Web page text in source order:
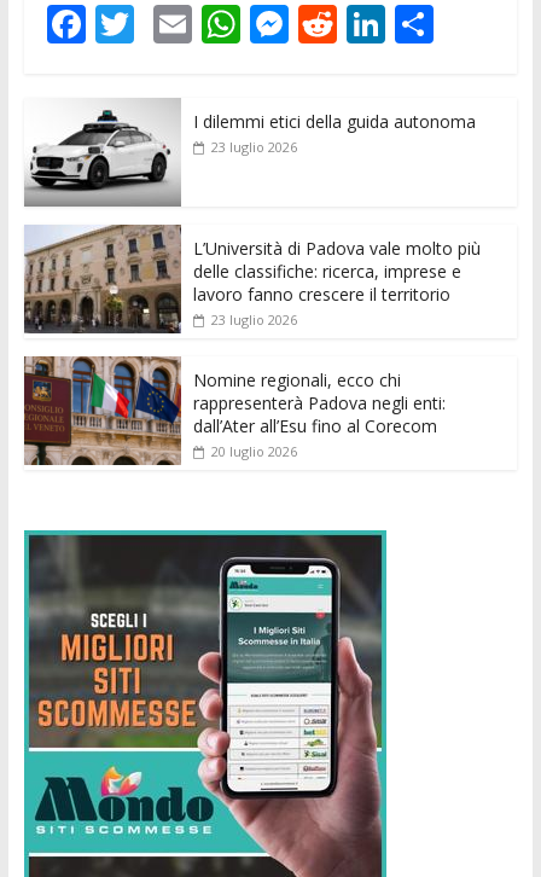
F
e
b
o
o
k
T
itt
er
E
ai
l
W
s
p
M
ss
e
er
R
di
Li
e
C
di
I dilemmi etici della guida autonoma
23 luglio 2026
L’Università di Padova vale molto più
delle classifiche: ricerca, imprese e
lavoro fanno crescere il territorio
23 luglio 2026
Nomine regionali, ecco chi
rappresenterà Padova negli enti:
dall’Ater all’Esu fino al Corecom
20 luglio 2026